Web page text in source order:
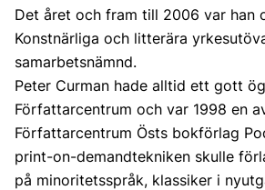
Det året och fram till 2006 var han
Konstnärliga och litterära
samarbetsnämnd.
Peter Curman hade alltid ett gott
Författarcentrum och var 1998 en
Författarcentrum Östs bokförlag
print-on-demandtekniken skulle
på minoritetsspråk, klassiker i